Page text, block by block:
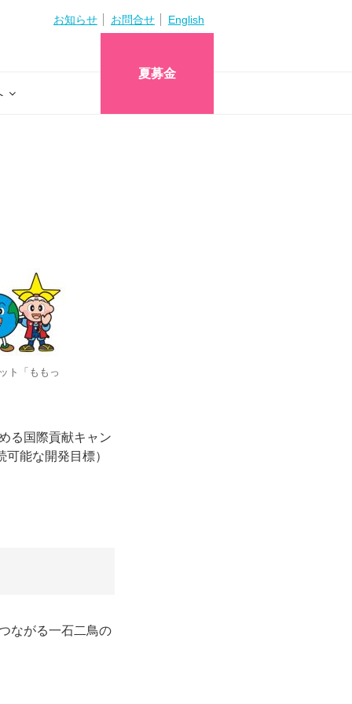
お知らせ お問合せ English
夏募金
ト「ももっ
る国際貢献キャン
能な開発目標）
ながる一石二鳥の